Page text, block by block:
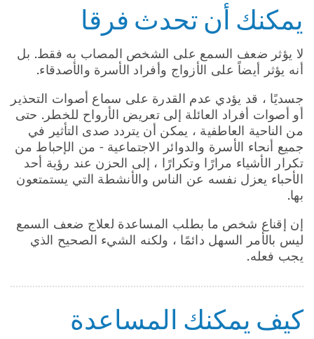
يمكنك أن تحدث فرقا
لا يؤثر ضعف السمع على الشخص المصاب به فقط. بل
أنه يؤثر أيضاً على الأزواج وأفراد الأسرة والأصدقاء.
جسديًا ، قد يؤدي عدم القدرة على سماع أصوات التحذير
أو أصوات أفراد العائلة إلى تعريض الأرواح للخطر. حتى
من الناحية العاطفية ، يمكن أن يتردد صدى التأثير في
جميع أنحاء الأسرة والدوائر الاجتماعية - من الإحباط من
تكرار الأشياء مرارًا وتكرارًا ، إلى الحزن عند رؤية أحد
الأحباء يعزل نفسه عن الناس والأنشطة التي يستمتعون
بها.
إن إقناع شخص ما بطلب المساعدة لعلاج ضعف السمع
ليس بالأمر السهل دائمًا ، ولكنه الشيء الصحيح الذي
يجب فعله.
كيف يمكنك المساعدة